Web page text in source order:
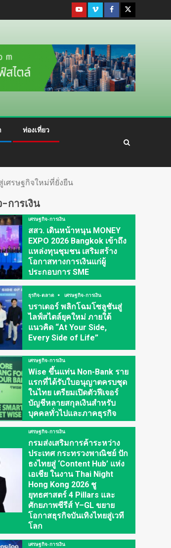
ท่องเที่ยว
เศรษฐกิจใหม่ที่ยั่งยืน
การเงิน
เศรษฐกิจ-การเงิน
สสว. เดินหน้าหนุน MONEY
EXPO 2026 Bangkok เข้าถึง
แหล่งทุนชุมชน เสริมสร้าง
โอกาสทางการเงินแก่ผู้
ประกอบการ SME
ธุรกิจ-ตลาด เศรษฐกิจ-การเงิน
บราเดอร์ พลิกโฉมโซลูชันสู่
ไลฟ์สไตล์ยุคใหม่ ภายใต้
แนวคิด “At Your Side,
Every Side of Life”
เศรษฐกิจ-การเงิน
Wise ขึ้นแท่น Non-Bank ราย
แรกที่ได้รับใบอนุญาตครบชุด
ในไทย เตรียมเปิดตัวฟีเจอร์
บัญชีหลายสกุลเงินสำหรับ
บุคคลทั่วไปและภาคธุรกิจ
เศรษฐกิจ-การเงิน
กรมส่งเสริมการค้าระหว่าง
ประเทศ กระทรวงพาณิชย์ ปัก
ธงไทยสู่ ‘Content Hub’ แห่ง
เอเชีย ในงาน Thai Night
Hong Kong 2026 ชู
ยุทธศาสตร์ 4 Pillars และ
ศักยภาพซีรีส์ Y–GL ขยาย
โอกาสธุรกิจบันเทิงไทยสู่เวที
โลก
เศรษฐกิจ-การเงิน